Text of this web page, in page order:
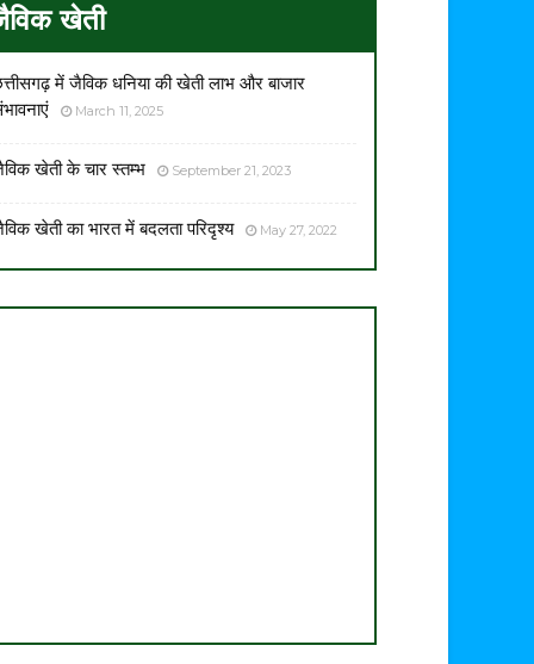
खेती
में जैविक धनिया की खेती लाभ और बाजार
March 11, 2025
खेती के चार स्तम्भ September 21, 2023
खेती का भारत में बदलता परिदृश्य May 27, 2022